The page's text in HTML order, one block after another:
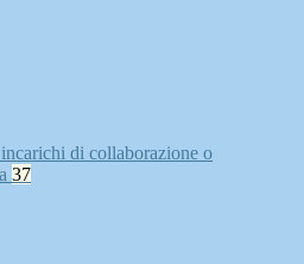
di collaborazione o
37